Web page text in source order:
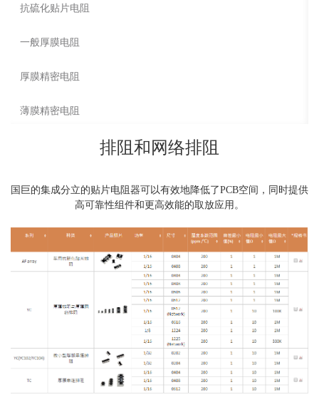
抗硫化贴片电阻
一般厚膜电阻
厚膜精密电阻
薄膜精密电阻
排阻和网络排阻
国巨的集成分立的贴片电阻器可以有效地降低了PCB空间，同时提供
高可靠性组件和更高效能的取放应用。